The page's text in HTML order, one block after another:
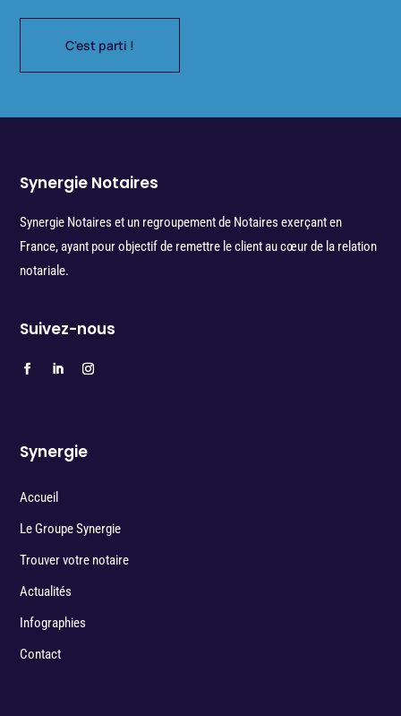
C'est parti !
Synergie Notaires
Synergie Notaires et un regroupement de Notaires exerçant en
France, ayant pour objectif de remettre le client au cœur de la relation
notariale.
Suivez-nous
Synergie
Accueil
Le Groupe Synergie
Trouver votre notaire
Actualités
Infographies
Contact